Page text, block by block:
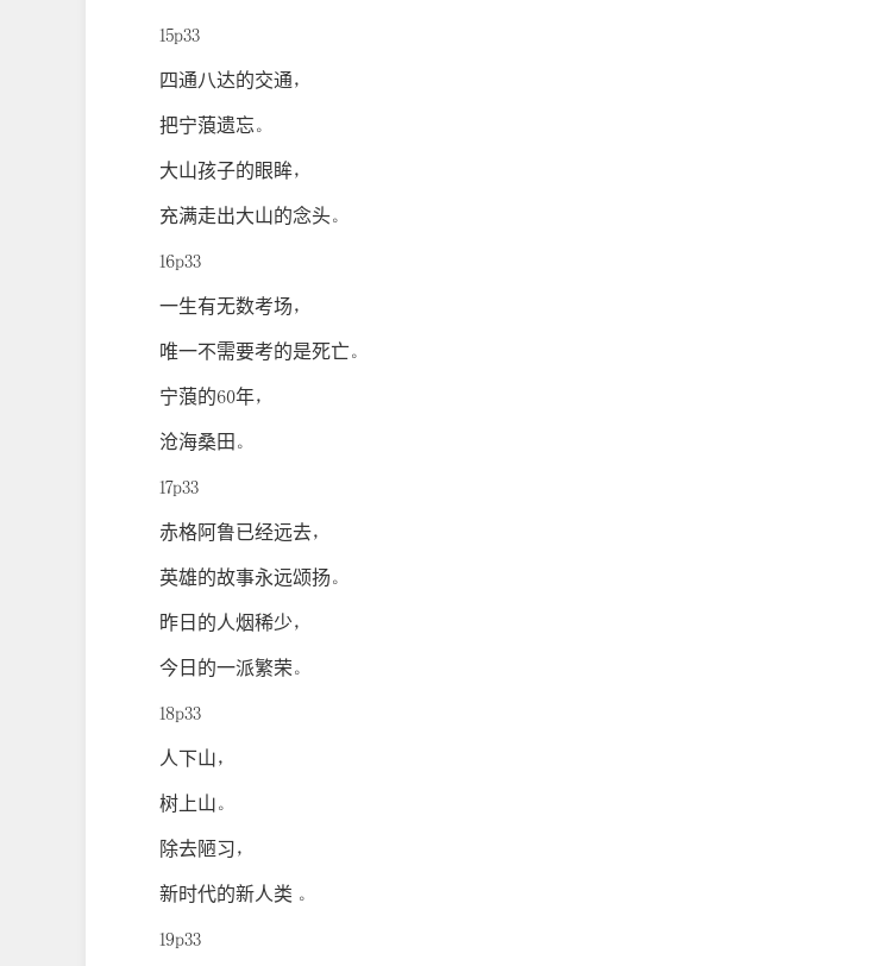
15p33
四通八达的交通，
把宁蒗遗忘。
大山孩子的眼眸，
充满走出大山的念头。
16p33
一生有无数考场，
唯一不需要考的是死亡。
宁蒗的60年，
沧海桑田。
17p33
赤格阿鲁已经远去，
英雄的故事永远颂扬。
昨日的人烟稀少，
今日的一派繁荣。
18p33
人下山，
树上山。
除去陋习，
新时代的新人类 。
19p33